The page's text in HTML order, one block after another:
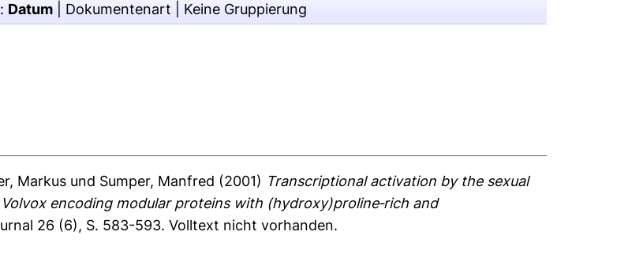
Datum Dokumentenart Keine Gruppierung
Markus und Sumper, Manfred (2001) Transcriptional activation by the sexual
encoding modular proteins with (hydroxy)proline‐rich and
26 (6), S. 583-593.Volltext nicht vorhanden.